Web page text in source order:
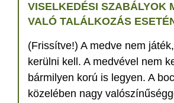
VISELKEDÉSI SZABÁLYOK
VALÓ TALÁLKOZÁS
(Frissítve!) A medve nem
kerülni kell. A medvével nem
bármilyen korú is legyen. A
közelében nagy